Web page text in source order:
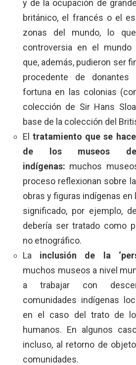
y de la ocupación de
británico, el francés o el
zonas del mundo, lo
controversia en el mundo
que, además, pudieron ser
procedente de
fortuna en las colonias
colección de Sir Hans
base de la colección del
El tratamiento que se
de los museos
indígenas: muchos
proceso reflexionan sobre
obras y figuras indígenas
significado, por ejemplo,
debería ser tratado como
no etnográfico.
La inclusión de la
muchos museos a nivel
a trabajar con
comunidades indígenas
en el caso del trato de
humanos. En algunos
incluso, al retorno de
comunidades.